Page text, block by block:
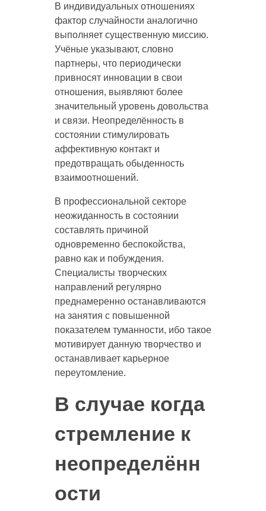
В индивидуальных отношениях
фактор случайности аналогично
выполняет существенную миссию.
Учёные указывают, словно
партнеры, что периодически
привносят инновации в свои
отношения, выявляют более
значительный уровень довольства
и связи. Неопределённость в
состоянии стимулировать
аффективную контакт и
предотвращать обыденность
взаимоотношений.
В профессиональной секторе
неожиданность в состоянии
составлять причиной
одновременно беспокойства,
равно как и побуждения.
Специалисты творческих
направлений регулярно
преднамеренно останавливаются
на занятия с повышенной
показателем туманности, ибо такое
мотивирует данную творчество и
останавливает карьерное
переутомление.
В случае когда
стремление к
неопределённ
ости